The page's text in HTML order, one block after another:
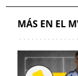
MÁS EN EL